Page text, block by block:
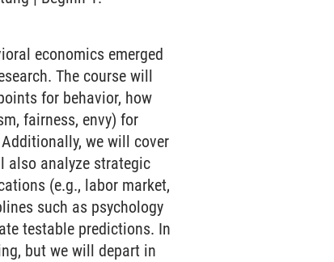
economics emerged
The course will
for behavior, how
fairness, envy) for
we will cover
also analyze strategic
(e.g., labor market,
such as psychology
testable predictions. In
but we will depart in